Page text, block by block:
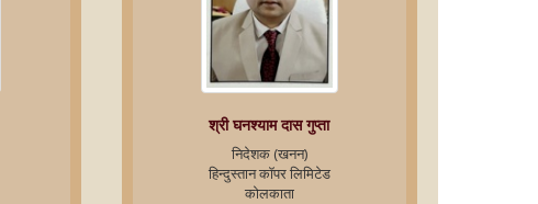
श्री घनश्याम दास गुप्ता
निदेशक (खनन)
हिन्‍दुस्‍तान कॉपर लिमिटेड
कोलकाता